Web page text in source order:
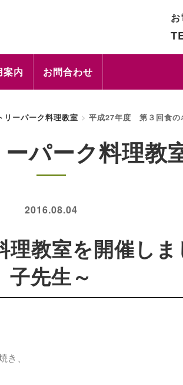
案内 お問合わせ
リーパーク料理教室 平成27年度 第３回食の
パーク料理教
2016.08.04
子先生～
、